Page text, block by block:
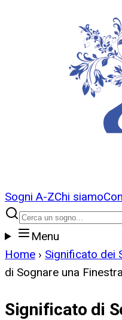
Sogni A-ZChi siamo
Menu
Home › Significato dei
di Sognare una
Significato di